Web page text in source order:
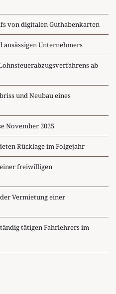
von digitalen Guthabenkarten
ansässigen Unternehmers
ab
und Neubau eines
November 2025
Rücklage im Folgejahr
freiwilligen
Vermietung einer
tätigen Fahrlehrers im